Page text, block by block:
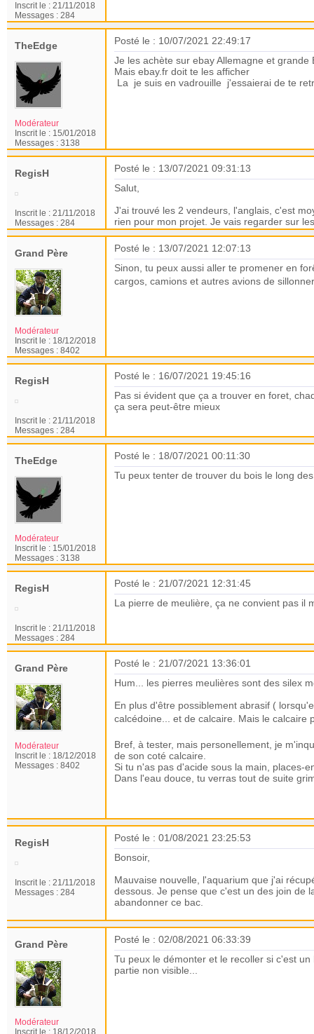
Inscrit le : 21/11/2018
Messages : 284
TheEdge
Modérateur
Inscrit le : 15/01/2018
Messages : 3138
Posté le : 10/07/2021 22:49:17
Je les achète sur ebay Allemagne et
Mais ebay.fr doit te les afficher
La je suis en vadrouille j'essaierai de te
RegisH
Inscrit le : 21/11/2018
Messages : 284
Posté le : 13/07/2021 09:31:13
Salut,
J'ai trouvé les 2 vendeurs, l'anglais, c'est
rien pour mon projet. Je vais regarder sur
Grand Père
Modérateur
Inscrit le : 18/12/2018
Messages : 8402
Posté le : 13/07/2021 12:07:13
Sinon, tu peux aussi aller te promener en
cargos, camions et autres avions de
RegisH
Inscrit le : 21/11/2018
Messages : 284
Posté le : 16/07/2021 19:45:16
Pas si évident que ça a trouver en foret,
ça sera peut-être mieux
TheEdge
Modérateur
Inscrit le : 15/01/2018
Messages : 3138
Posté le : 18/07/2021 00:11:30
Tu peux tenter de trouver du bois le long
RegisH
Inscrit le : 21/11/2018
Messages : 284
Posté le : 21/07/2021 12:31:45
La pierre de meulière, ça ne convient pas il
Grand Père
Modérateur
Inscrit le : 18/12/2018
Messages : 8402
Posté le : 21/07/2021 13:36:01
Hum... les pierres meulières sont des silex
En plus d'être possiblement abrasif (
calcédoine... et de calcaire. Mais le
Bref, à tester, mais personellement, je
de son coté calcaire.
Si tu n'as pas d'acide sous la main, places-
Dans l'eau douce, tu verras tout de suite
RegisH
Inscrit le : 21/11/2018
Messages : 284
Posté le : 01/08/2021 23:25:53
Bonsoir,
Mauvaise nouvelle, l'aquarium que j'ai
dessous. Je pense que c'est un des join de
abandonner ce bac.
Grand Père
Modérateur
Inscrit le : 18/12/2018
Posté le : 02/08/2021 06:33:39
Tu peux le démonter et le recoller si c'est
partie non visible...